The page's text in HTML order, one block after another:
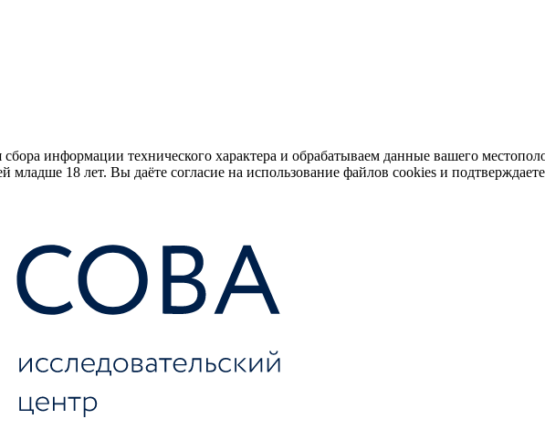
информации технического характера и обрабатываем данные вашего
младше 18 лет. Вы даёте согласие на использование файлов cookies и